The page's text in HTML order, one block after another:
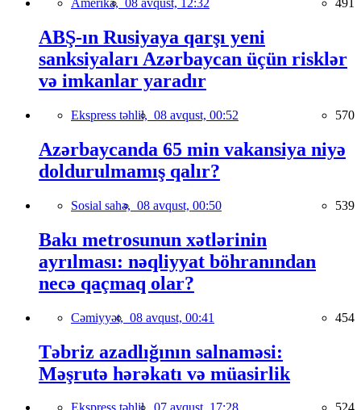
Amerika, 08 avqust, 12:32 491
ABŞ-ın Rusiyaya qarşı yeni
sanksiyaları Azərbaycan üçün risklər
və imkanlar yaradır
Ekspress təhlil, 08 avqust, 00:52 570
Azərbaycanda 65 min vakansiya niyə
doldurulmamış qalır?
Sosial sahə, 08 avqust, 00:50 539
Bakı metrosunun xətlərinin
ayrılması: nəqliyyat böhranından
necə qaçmaq olar?
Cəmiyyət, 08 avqust, 00:41 454
Təbriz azadlığının salnaməsi:
Məşrutə hərəkatı və müasirlik